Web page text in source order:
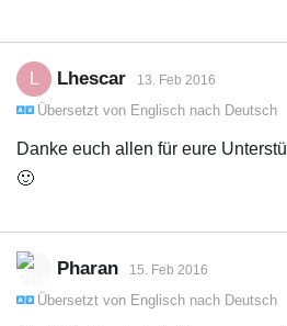
Lhescar 13. Feb 2016
Übersetzt von Englisch nach Deutsch
Danke euch allen für eure
🙂
Pharan 15. Feb 2016
Übersetzt von Englisch nach Deutsch